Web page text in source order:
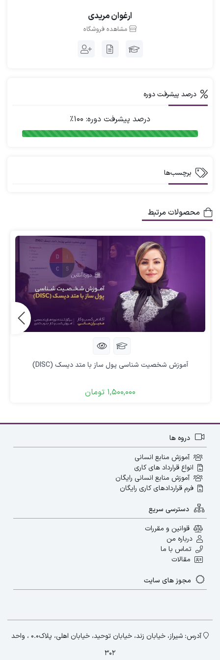
قیمت و ثبت خرید دوره
ارغوان مریدی
مشاهده فروشگاه
درصد پیشرفت دوره
درصد پیشرفت دوره: 100٪
برچسب‌ها
محصولات مرتبط
آموزش شخصیت شناسی پول ساز با متد دیسک (DISC)
1,500,000 تومان
دروه ها
آموزش منابع انسانی
انواع قرارداد های کاری
آموزش منابع انسانی رایگان
فرم قراردادهای کاری رایگان
دسترسی سریع
قوانین و مقررات
درباره من
تماس با ما
مقالات
مجوز های سایت
آدرس: شیراز، خیابان زند، خیابان توحید، خیابان اهلی، پلاک۰.۰ ، واحد
۳۰۲